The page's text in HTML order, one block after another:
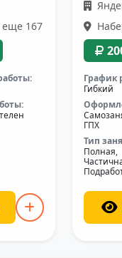
167
График
Гибкий
ГПХ
Тип
Полная,